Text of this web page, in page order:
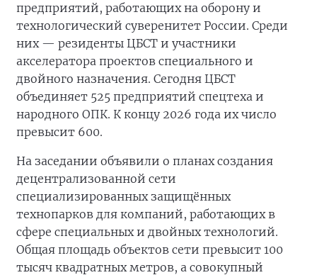
предприятий, работающих на оборону и
технологический суверенитет России. Среди
них — резиденты ЦБСТ и участники
акселератора проектов специального и
двойного назначения. Сегодня ЦБСТ
объединяет 525 предприятий спецтеха и
народного ОПК. К концу 2026 года их число
превысит 600.
На заседании объявили о планах создания
децентрализованной сети
специализированных защищённых
технопарков для компаний, работающих в
сфере специальных и двойных технологий.
Общая площадь объектов сети превысит 100
тысяч квадратных метров, а совокупный